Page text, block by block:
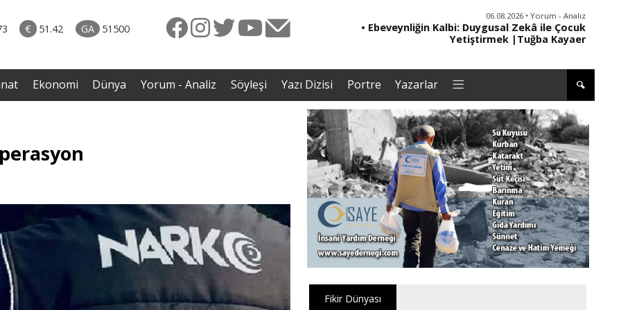
€ 51.42 GA 51500
• Gannuşi'nin serbest bırakılması için çağrı
06.08.2026 • Yorum - Analiz
• Ebeveynliğin Kalbi: Duygusal Zekâ ile Çocuk
Yetiştirmek |Tuğba Kayaer
Ekonomi Dünya Yorum - Analiz Söyleşi Yazı Dizisi Portre Yazarlar
Fikir Dünyası